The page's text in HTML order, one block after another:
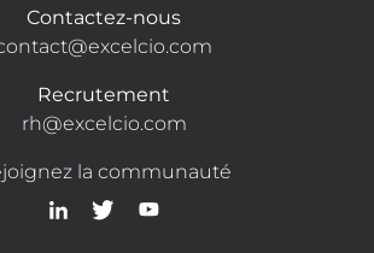
Contactez-nous
Recrutement
rh@excelcio.com
la communauté